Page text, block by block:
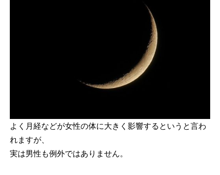
よく月経などが女性の体に大きく影響するというと言わ
れますが、
実は男性も例外ではありません。